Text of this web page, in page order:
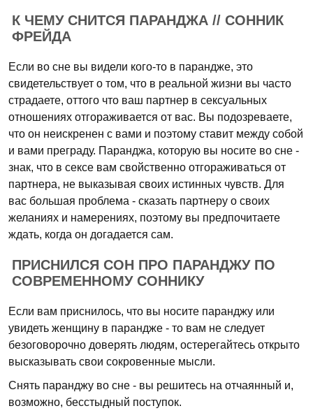
К ЧЕМУ СНИТСЯ ПАРАНДЖА // СОННИК
ФРЕЙДА
Если во сне вы видели кого-то в парандже, это
свидетельствует о том, что в реальной жизни вы часто
страдаете, оттого что ваш партнер в сексуальных
отношениях отгораживается от вас. Вы подозреваете,
что он неискренен с вами и поэтому ставит между собой
и вами преграду. Паранджа, которую вы носите во сне -
знак, что в сексе вам свойственно отгораживаться от
партнера, не выказывая своих истинных чувств. Для
вас большая проблема - сказать партнеру о своих
желаниях и намерениях, поэтому вы предпочитаете
ждать, когда он догадается сам.
ПРИСНИЛСЯ СОН ПРО ПАРАНДЖУ ПО
СОВРЕМЕННОМУ СОННИКУ
Если вам приснилось, что вы носите паранджу или
увидеть женщину в парандже - то вам не следует
безоговорочно доверять людям, остерегайтесь открыто
высказывать свои сокровенные мысли.
Снять паранджу во сне - вы решитесь на отчаянный и,
возможно, бесстыдный поступок.